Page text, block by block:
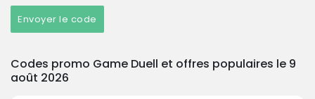
Envoyer le code
Codes promo Game Duell et offres populaires le 9
août 2026